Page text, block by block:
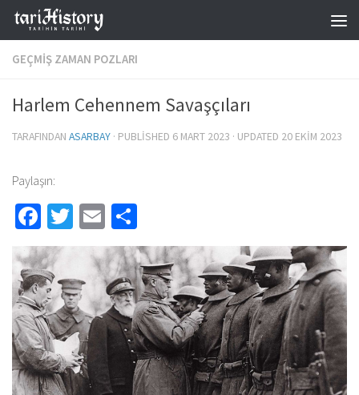
Skip to content
GEÇMIŞ ZAMAN POZLARI
Harlem Cehennem Savaşçıları
TARAFINDAN ASARBAY · PUBLISHED 6 MART 2023 · UPDATED 20 EKIM 2023
Paylaşın:
Facebook
Twitter
Email